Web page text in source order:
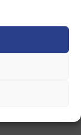
Európskou